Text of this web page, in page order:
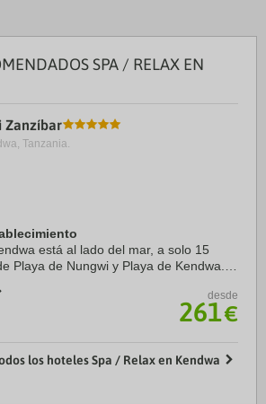
SPA / RELAX EN
Zanzíbar
Tanzania.
está al lado del mar, a solo 15
Playa de Nungwi y Playa de Kendwa.
de Playa ...
desde
261€
los hoteles Spa / Relax en Kendwa